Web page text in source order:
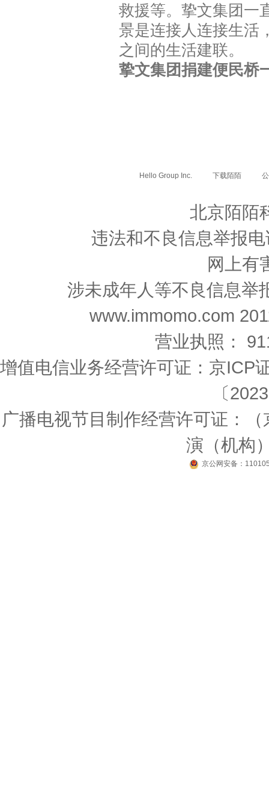
救援等。挚文集团一
景是连接人连接生活
之间的生活建联。
挚文集团捐建便民桥
Hello Group Inc. 下载陌陌
北京陌陌
违法和不良信息举报
网上有
涉未成年人等不良信息举
www.immomo.com
营业执照：
增值电信业务经营许可证：京ICP
〔
广播电视节目制作经营许可证：
演（机构
京公网安备：